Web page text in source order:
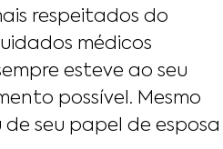
respeitados do
médicos
esteve ao seu
possível. Mesmo
seu papel de esposa